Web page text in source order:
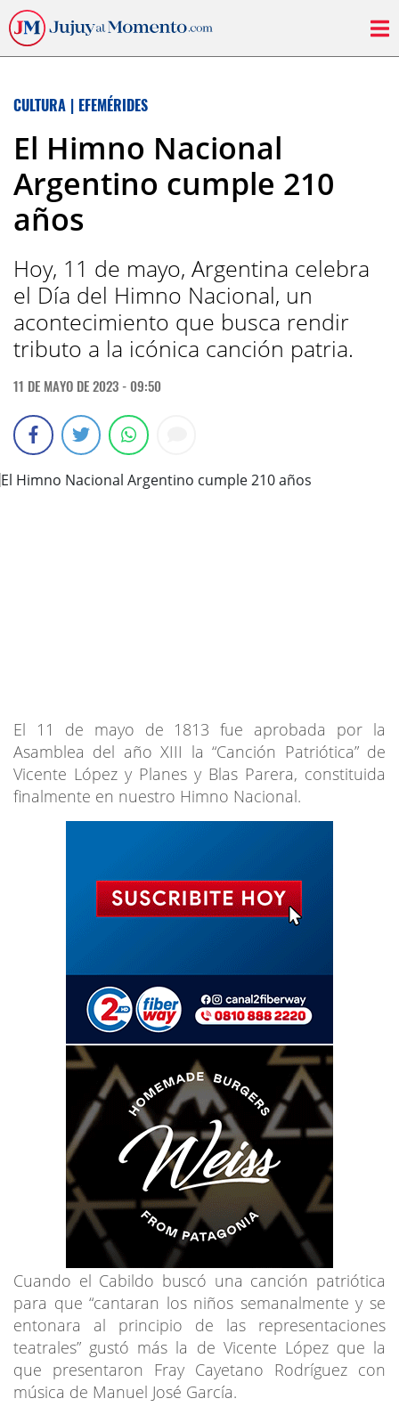
CULTURA | EFEMÉRIDES
El Himno Nacional
Argentino cumple 210
años
Hoy, 11 de mayo, Argentina celebra
el Día del Himno Nacional, un
acontecimiento que busca rendir
tributo a la icónica canción patria.
11 DE MAYO DE 2023 - 09:50
El 11 de mayo de 1813 fue aprobada por la
Asamblea del año XIII la “Canción Patriótica” de
Vicente López y Planes y Blas Parera, constituida
finalmente en nuestro Himno Nacional.
Cuando el Cabildo buscó una canción patriótica
para que “cantaran los niños semanalmente y se
entonara al principio de las representaciones
teatrales” gustó más la de Vicente López que la
que presentaron Fray Cayetano Rodríguez con
música de Manuel José García.